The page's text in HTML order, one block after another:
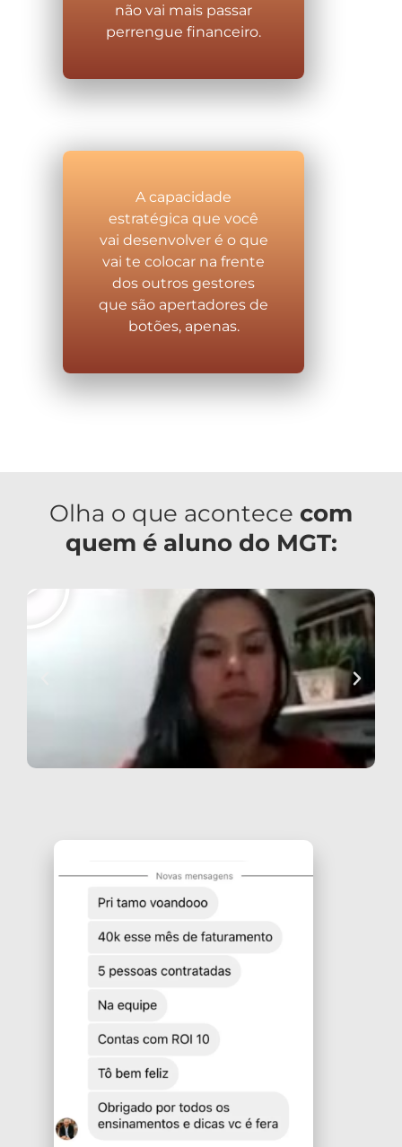
não vai mais passar
perrengue financeiro.
A capacidade
estratégica que você
vai desenvolver é o que
vai te colocar na frente
dos outros gestores
que são apertadores de
botões, apenas.
Olha o que acontece com
quem é aluno do MGT: